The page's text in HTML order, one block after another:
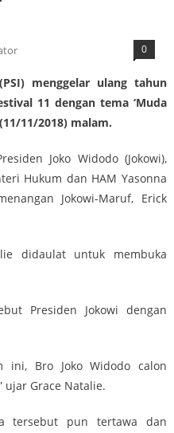
0
menggelar ulang tahun
11 dengan tema ‘Muda
11/2018) malam.
Joko Widodo (Jokowi),
Hukum dan HAM Yasonna
Jokowi-Maruf, Erick
didaulat untuk membuka
Presiden Jokowi dengan
ini, Bro Joko Widodo calon
ujar Grace Natalie.
tersebut pun tertawa dan